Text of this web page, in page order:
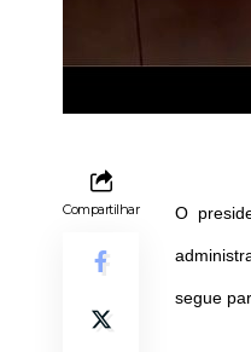
Compartilhar O
segue